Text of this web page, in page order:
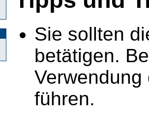
Sie sollten
betätigen.
führen.